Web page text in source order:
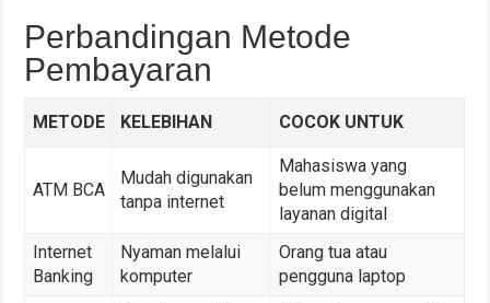
Perbandingan Metode
Pembayaran
METODE KELEBIHAN COCOK UNTUK
ATM BCA
Mudah digunakan
tanpa internet
Mahasiswa yang
belum menggunakan
layanan digital
Internet
Banking
Nyaman melalui
komputer
Orang tua atau
pengguna laptop